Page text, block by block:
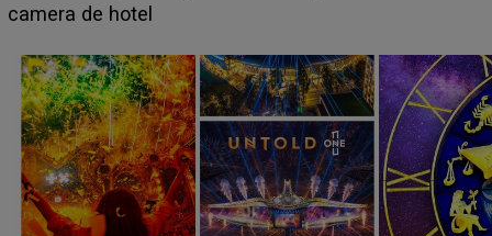
faptului împlinit, A RECUNOSCUT IMEDIAT: "Am